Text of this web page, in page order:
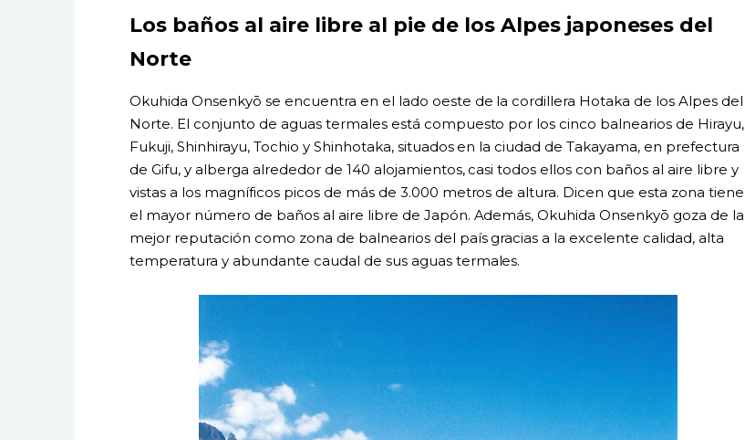
Los baños al aire libre al pie de los Alpes japoneses del
Norte
Okuhida Onsenkyō se encuentra en el lado oeste de la cordillera Hotaka de los Alpes del
Norte. El conjunto de aguas termales está compuesto por los cinco balnearios de Hirayu,
Fukuji, Shinhirayu, Tochio y Shinhotaka, situados en la ciudad de Takayama, en prefectura
de Gifu, y alberga alrededor de 140 alojamientos, casi todos ellos con baños al aire libre y
vistas a los magníficos picos de más de 3.000 metros de altura. Dicen que esta zona tiene
el mayor número de baños al aire libre de Japón. Además, Okuhida Onsenkyō goza de la
mejor reputación como zona de balnearios del país gracias a la excelente calidad, alta
temperatura y abundante caudal de sus aguas termales.